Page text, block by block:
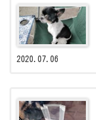
2020.07.06